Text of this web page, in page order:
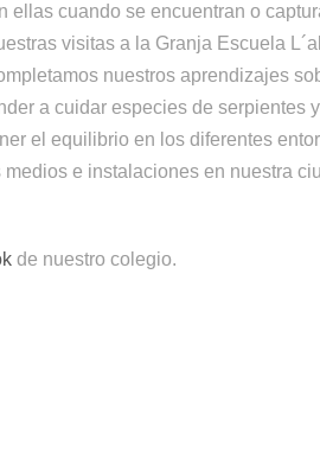
cuando se encuentran o
visitas a la Granja Escuela
nuestros aprendizajes
a cuidar especies de serpientes
el equilibrio en los diferentes
e instalaciones en nuestra
de nuestro colegio.